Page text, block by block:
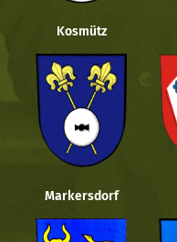
Kosmütz
Markersdorf